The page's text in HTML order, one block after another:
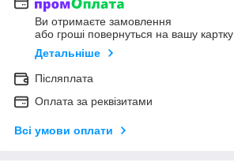
Ви отримаєте замовлення
або гроші повернуться на вашу картку
Детальніше
Післяплата
Оплата за реквізитами
Всі умови оплати